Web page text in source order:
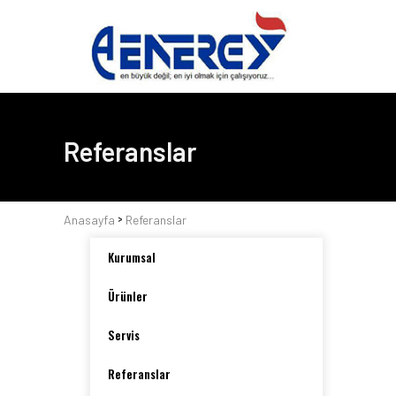
Referanslar
Anasayfa > Referanslar
Kurumsal
Ürünler
Servis
Referanslar